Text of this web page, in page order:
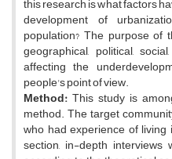
this research is what factors
development of
population? The purpose
geographical, political,
affecting the
people's point of view.
Method: This study is
method. The target
who had experience of
section, in-depth